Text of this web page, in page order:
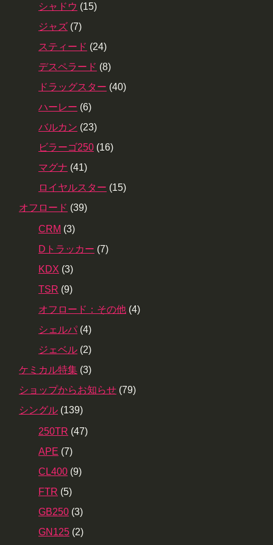
シャドウ (15)
ジャズ (7)
スティード (24)
デスペラード (8)
ドラッグスター (40)
ハーレー (6)
バルカン (23)
ビラーゴ250 (16)
マグナ (41)
ロイヤルスター (15)
オフロード (39)
CRM (3)
Dトラッカー (7)
KDX (3)
TSR (9)
オフロード：その他 (4)
シェルパ (4)
ジェベル (2)
ケミカル特集 (3)
ショップからお知らせ (79)
シングル (139)
250TR (47)
APE (7)
CL400 (9)
FTR (5)
GB250 (3)
GN125 (2)